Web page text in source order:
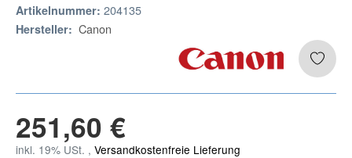
Artikelnummer: 204135
Hersteller: Canon
251,60 €
inkl. 19% USt. , Versandkostenfreie Lieferung